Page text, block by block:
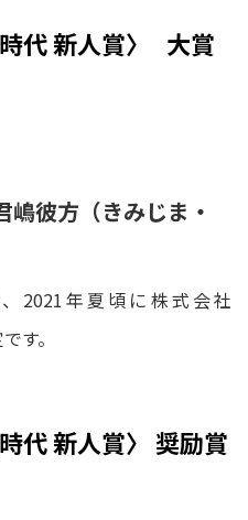
代 新⼈賞〉 大賞
嶋彼方（きみじま・
2021年夏頃に株式会社
す。
代 新⼈賞〉 奨励賞